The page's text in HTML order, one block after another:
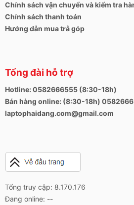
Chính sách vận chuyển và kiểm tra
Chính sách thanh toán
Hướng dẫn mua trả góp
Tổng đài hỗ trợ
Hotline: 0582666555 (8:30-18h)
Bán hàng online: (8:30-18h)
laptophaidang.com@gmail.com
Tổng truy cập: 8.170.176
Đang online: --